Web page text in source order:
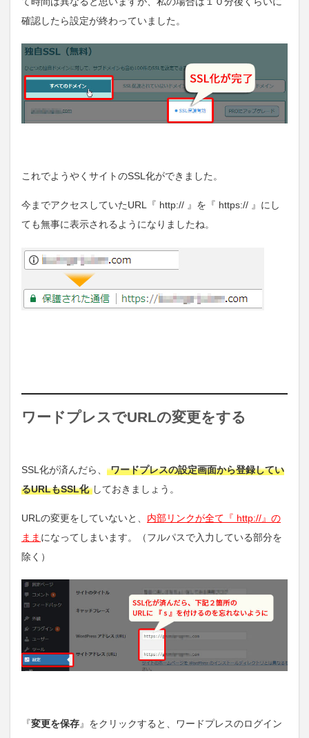
確認したら設定が終わっていました。
これでようやくサイトのSSL化ができました。
今までアクセスしていたURL『 http:// 』を『 https:// 』にし
ても無事に表示されるようになりましたね。
ワードプレスでURLの変更をする
SSL化が済んだら、
ワードプレスの設定画面から登録してい
るURLもSSL化 しておきましょう。
URLの変更をしていないと、 内部リンクが全て『 http://』の
まま になってしまいます。（フルパスで入力している部分を
除く）
『変更を保存』をクリックすると、ワードプレスのログイン